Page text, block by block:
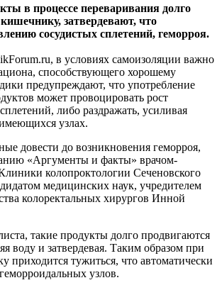
способных
до
продуктов
в процессе переваривания долго
затвердевают, что
сосудистых сплетений, геморроя.
в условиях самоизоляции важно
способствующего хорошему
предупреждают, что употребление
может провоцировать рост
либо раздражать, усиливая
узлах.
довести до возникновения геморроя,
«Аргументы и факты» врачом-
колопроктологии Сеченовского
медицинских наук, учредителем
колоректальных хирургов Инной
такие продукты долго продвигаются
воду и затвердевая. Таким образом при
приходится тужиться, что автоматически
узлов.